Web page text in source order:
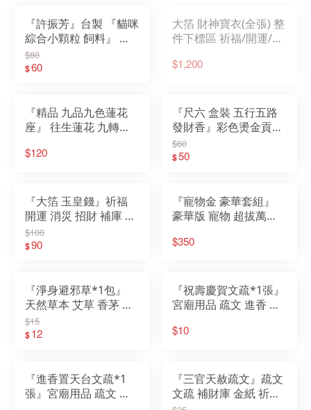
『許振芳』台製 『貓咪
綜合小顆粒 飼料』 普
渡 寵物 金紙 紙紮 狗 貓
食物 罐頭 寵物金
$80
$60
大箔 財神寶衣(全張) 整
件下標區 祈福/開運/消
優質紙張，細緻光滑
$1,200
『精品 九品九色蓮花
座』 往生蓮花 九轉蓮
對年 百日 靈堂 紙紮 寵
$120
『尺六 盒裝 五行五路
發財香』彩色燙金貢香
金錢香 大貢香 祝壽 補
庫 開工 祈福 招財進寶
$60
$50
『大箔 玉皇錢』祈福
開運 消災 招財 補庫 還
債 天赦日 赦罪 天赦金
三官 玉帝
$100
$90
『寵物金 豪華套組』
豪華版 寵物 超拔萬物
頭 食物 飼料
$350
『淨身避邪草*1包』
天然草本 艾草 香茅 芙
蓉 薰香 收驚 入宅清淨
安神定魂
$15
$12
『祝壽慶賀文疏*1張』
宮廟用品 疏文 進香 繞
疏文
$10
『進香置天台文疏*1
張』宮廟用品 疏文 進
『三官天赦疏文』疏文
文疏 補財庫 金紙 祈福